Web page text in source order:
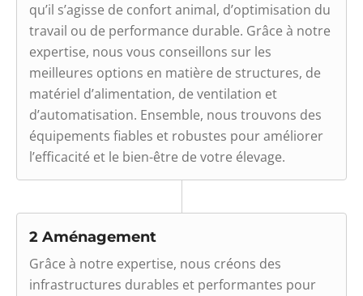
qu’il s’agisse de confort animal, d’optimisation du
travail ou de performance durable. Grâce à notre
expertise, nous vous conseillons sur les
meilleures options en matière de structures, de
matériel d’alimentation, de ventilation et
d’automatisation. Ensemble, nous trouvons des
équipements fiables et robustes pour améliorer
l’efficacité et le bien-être de votre élevage.
2 Aménagement
Grâce à notre expertise, nous créons des
infrastructures durables et performantes pour